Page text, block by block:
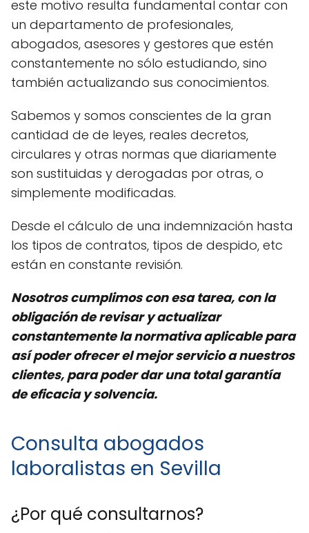
este motivo resulta fundamental contar con
un departamento de profesionales,
abogados, asesores y gestores que estén
constantemente no sólo estudiando, sino
también actualizando sus conocimientos.
Sabemos y somos conscientes de la gran
cantidad de de leyes, reales decretos,
circulares y otras normas que diariamente
son sustituidas y derogadas por otras, o
simplemente modificadas.
Desde el cálculo de una indemnización hasta
los tipos de contratos, tipos de despido, etc
están en constante revisión.
Nosotros cumplimos con esa tarea, con la
obligación de revisar y actualizar
constantemente la normativa aplicable para
así poder ofrecer el mejor servicio a nuestros
clientes, para poder dar una total garantía
de eficacia y solvencia.
Consulta abogados
laboralistas en Sevilla
¿Por qué consultarnos?